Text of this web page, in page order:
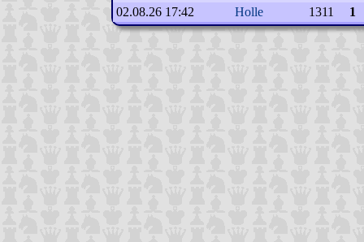
02.08.26 17:42
Holle 1311 1